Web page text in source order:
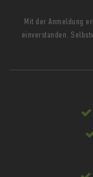
Mit der Anmeldung
einverstanden.